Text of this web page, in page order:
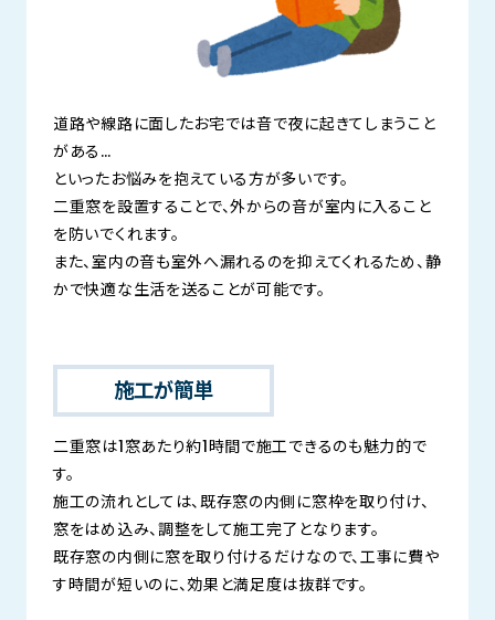
道路や線路に面したお宅では音で夜に起きてしまうこと
がある…
といったお悩みを抱えている方が多いです。
二重窓を設置することで、外からの音が室内に入ること
を防いでくれます。
また、室内の音も室外へ漏れるのを抑えてくれるため、静
かで快適な生活を送ることが可能です。
施工が簡単
二重窓は1窓あたり約1時間で施工できるのも魅力的で
す。
施工の流れとしては、既存窓の内側に窓枠を取り付け、
窓をはめ込み、調整をして施工完了となります。
既存窓の内側に窓を取り付けるだけなので、工事に費や
す時間が短いのに、効果と満足度は抜群です。